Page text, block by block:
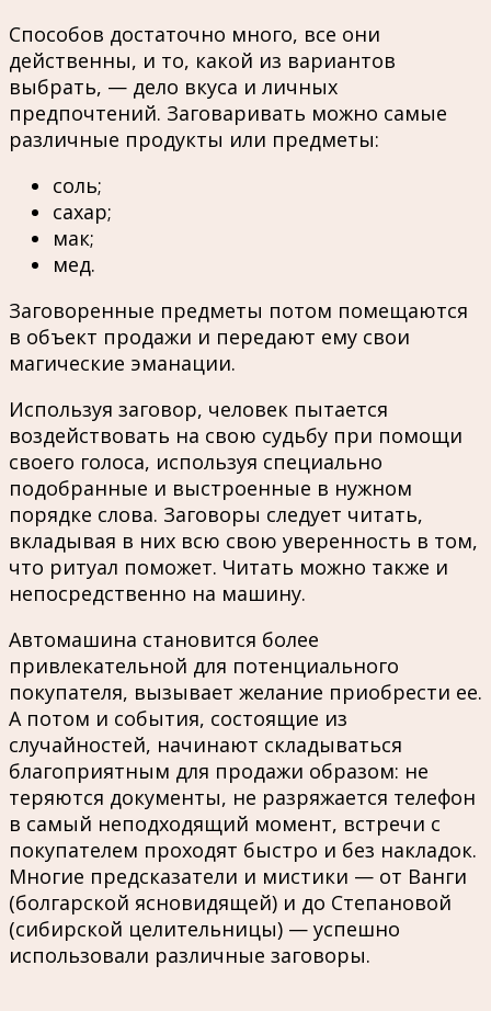
Способов достаточно много, все они
действенны, и то, какой из вариантов
выбрать, — дело вкуса и личных
предпочтений. Заговаривать можно самые
различные продукты или предметы:
соль;
сахар;
мак;
мед.
Заговоренные предметы потом помещаются
в объект продажи и передают ему свои
магические эманации.
Используя заговор, человек пытается
воздействовать на свою судьбу при помощи
своего голоса, используя специально
подобранные и выстроенные в нужном
порядке слова. Заговоры следует читать,
вкладывая в них всю свою уверенность в том,
что ритуал поможет. Читать можно также и
непосредственно на машину.
Автомашина становится более
привлекательной для потенциального
покупателя, вызывает желание приобрести ее.
А потом и события, состоящие из
случайностей, начинают складываться
благоприятным для продажи образом: не
теряются документы, не разряжается телефон
в самый неподходящий момент, встречи с
покупателем проходят быстро и без накладок.
Многие предсказатели и мистики — от Ванги
(болгарской ясновидящей) и до Степановой
(сибирской целительницы) — успешно
использовали различные заговоры.